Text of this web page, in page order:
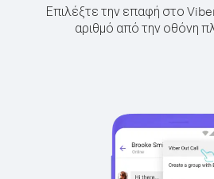
Επιλέξτε την επαφή στο
αριθμό από την οθόνη